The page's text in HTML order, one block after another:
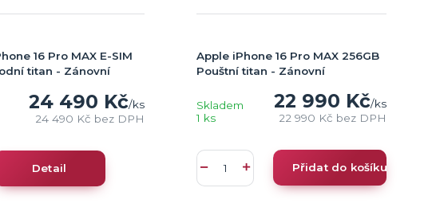
16 Pro MAX E-SIM
titan - Zánovní
24 490 Kč/ks
24 490 Kč bez DPH
Detail
Apple iPhone 16 Pro MAX 256GB
Pouštní titan - Zánovní
22 990 Kč/ks
22 990 Kč bez DPH
Skladem
1 ks
Přidat do košíku